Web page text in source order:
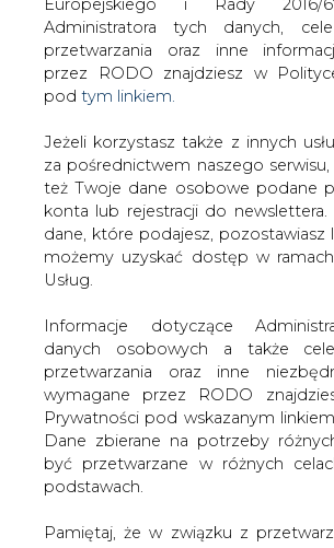
WŁĄCZ CIRE.TV
Administratora tych danych,
przetwarzania oraz inne
przez RODO znajdziesz w
pod tym linkiem.
Jeżeli korzystasz także z innych
za pośrednictwem naszego
też Twoje dane osobowe podane
konta lub rejestracji do newslettera.
dane, które podajesz,
możemy uzyskać dostęp w
Usług.
Informacje dotyczące
danych osobowych a także
przetwarzania oraz inne
wymagane przez RODO
Prywatności pod wskazanym
Dane zbierane na potrzeby
być przetwarzane w różnych
podstawach.
Pamiętaj, że w związku z
Strona główna
GOSPODARKA I
PRZEMYSŁ
Podwyżka VAT na żywność
Redakcja
udostępnij